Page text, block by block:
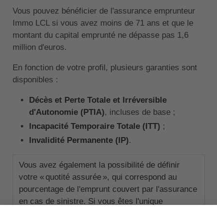
Vous pouvez bénéficier de l'assurance emprunteur
Immo LCL si vous avez moins de 71 ans et que le
montant du capital emprunté ne dépasse pas 1,6
million d'euros.
En fonction de votre profil, plusieurs garanties sont
disponibles :
Décès et Perte Totale et Irréversible
d'Autonomie (PTIA), incluses de base ;
Incapacité Temporaire Totale (ITT) ;
Invalidité Permanente (IP).
Vous avez également la possibilité de définir
votre « quotité assurée », qui correspond au
pourcentage de l'emprunt couvert par l'assurance
en cas de sinistre. Si vous êtes l'unique